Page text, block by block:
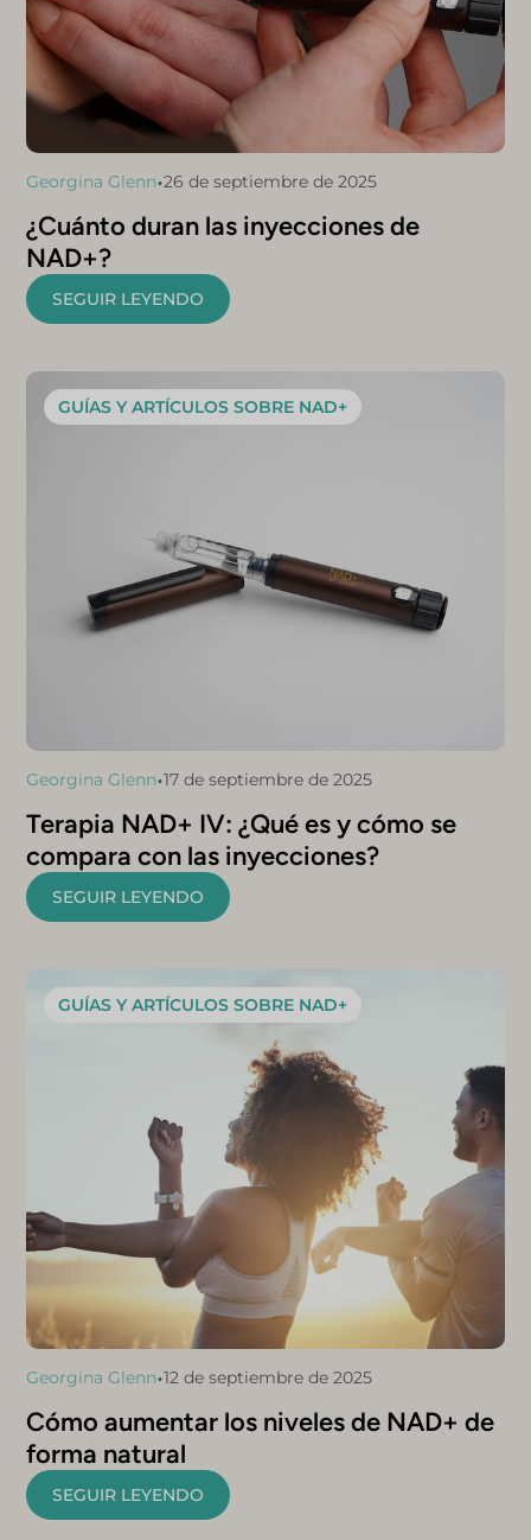
Georgina Glenn•26 de septiembre de 2025
¿Cuánto duran las inyecciones de
NAD+?
SEGUIR LEYENDO
GUÍAS Y ARTÍCULOS SOBRE NAD+
Georgina Glenn•17 de septiembre de 2025
Terapia NAD+ IV: ¿Qué es y cómo se
compara con las inyecciones?
SEGUIR LEYENDO
GUÍAS Y ARTÍCULOS SOBRE NAD+
Georgina Glenn•12 de septiembre de 2025
Cómo aumentar los niveles de NAD+ de
forma natural
SEGUIR LEYENDO